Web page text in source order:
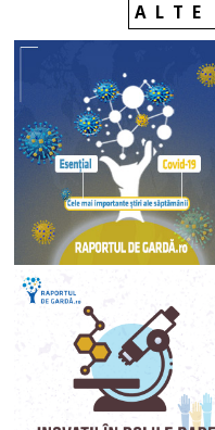
ALTE